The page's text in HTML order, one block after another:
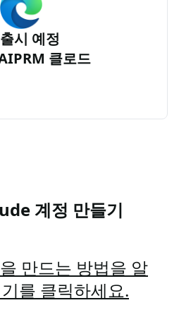
시 예정
클로드
계정 만들기
만드는 방법을 알
를 클릭하세요.